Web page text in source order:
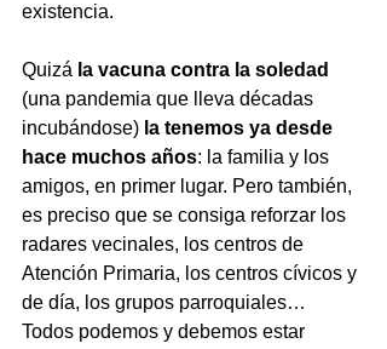
existencia.
Quizá la vacuna contra la soledad
(una pandemia que lleva décadas
incubándose) la tenemos ya desde
hace muchos años: la familia y los
amigos, en primer lugar. Pero también,
es preciso que se consiga reforzar los
radares vecinales, los centros de
Atención Primaria, los centros cívicos y
de día, los grupos parroquiales…
Todos podemos y debemos estar